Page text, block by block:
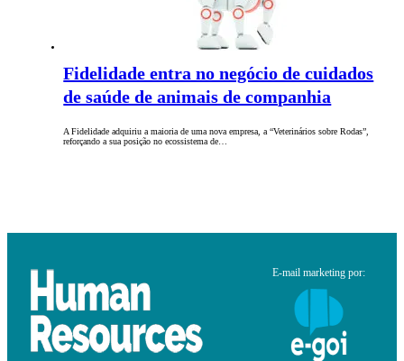
Fidelidade entra no negócio de cuidados
de saúde de animais de companhia
A Fidelidade adquiriu a maioria de uma nova empresa, a “Veterinários sobre Rodas”,
reforçando a sua posição no ecossistema de…
E-mail marketing por: